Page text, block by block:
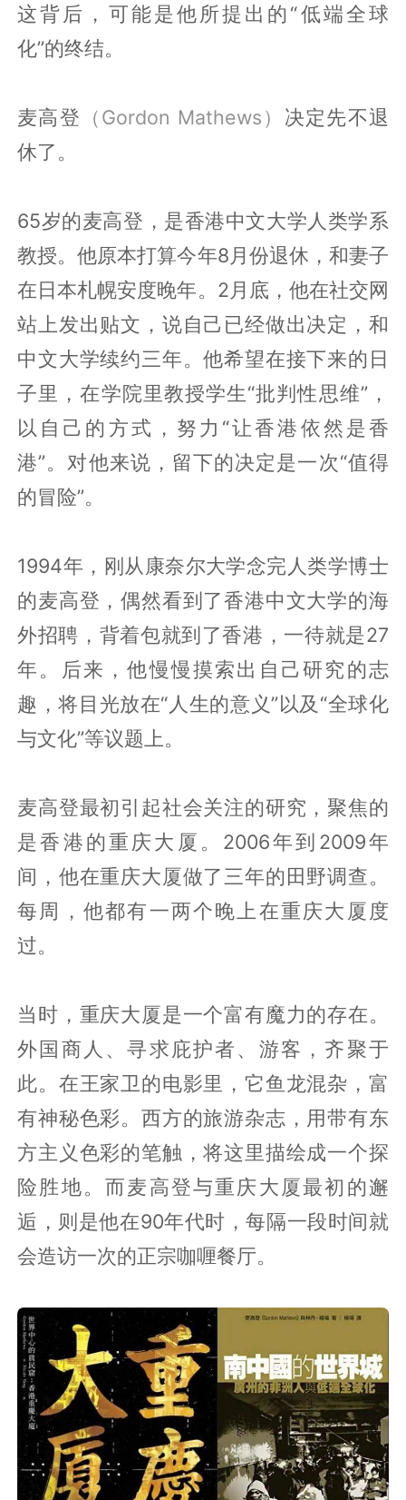
这背后，可能是他所提出的“低端全球
化”的终结。
麦高登 （Gordon Mathews） 决定先不退
休了。
65岁的麦高登，是香港中文大学人类学系
教授。他原本打算今年8月份退休，和妻子
在日本札幌安度晚年。2月底，他在社交网
站上发出贴文，说自己已经做出决定，和
中文大学续约三年。他希望在接下来的日
子里，在学院里教授学生“批判性思维”，
以自己的方式，努力“让香港依然是香
港”。对他来说，留下的决定是一次“值得
的冒险”。
1994年，刚从康奈尔大学念完人类学博士
的麦高登，偶然看到了香港中文大学的海
外招聘，背着包就到了香港，一待就是27
年。后来，他慢慢摸索出自己研究的志
趣，将目光放在“人生的意义”以及“全球化
与文化”等议题上。
麦高登最初引起社会关注的研究，聚焦的
是香港的重庆大厦。2006年到2009年
间，他在重庆大厦做了三年的田野调查。
每周，他都有一两个晚上在重庆大厦度
过。
当时，重庆大厦是一个富有魔力的存在。
外国商人、寻求庇护者、游客，齐聚于
此。在王家卫的电影里，它鱼龙混杂，富
有神秘色彩。西方的旅游杂志，用带有东
方主义色彩的笔触，将这里描绘成一个探
险胜地。而麦高登与重庆大厦最初的邂
逅，则是他在90年代时，每隔一段时间就
会造访一次的正宗咖喱餐厅。